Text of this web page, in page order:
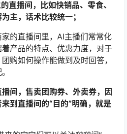
直播间，比如快销品、零食、
主，话术比较统一；
的直播间里，AI主播们常常化
产品的特点、优惠力度，对于
购如何操作能做到及时回答，
间，售卖团购券、外卖券，因
到直播间的“目的”明确，就是